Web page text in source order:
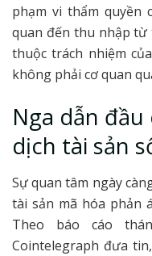
phạm vi thẩm quyền
quan đến thu nhập từ
thuộc trách nhiệm
không phải cơ quan
Nga dẫn đầu
dịch tài sản
Sự quan tâm ngày
tài sản mã hóa phản
Theo báo cáo
Cointelegraph đưa